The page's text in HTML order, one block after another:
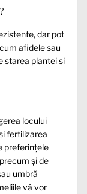
dar pot
afidele sau
starea plantei și
locului
fertilizarea
preferințele
și de
umbră
vă vor